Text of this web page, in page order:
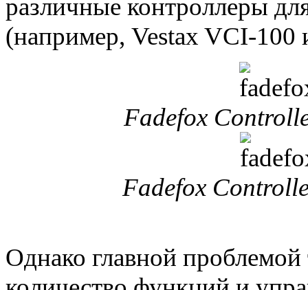
различные контроллеры
(например, Vestax VCI-
Fadefox
Fadefox
Однако главной